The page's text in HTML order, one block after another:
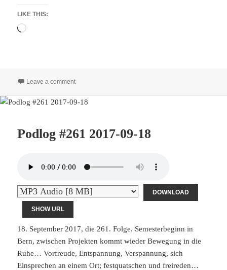
LIKE THIS:
Loading…
Leave a commenton Podlog #264 2017-09-21
Podlog #261 2017-09-18
DOWNLOAD
SHOW URL
18. September 2017, die 261. Folge. Semesterbeginn in
Bern, zwischen Projekten kommt wieder Bewegung in die
Ruhe… Vorfreude, Entspannung, Verspannung, sich
Einsprechen an einem Ort; festquatschen und freireden…